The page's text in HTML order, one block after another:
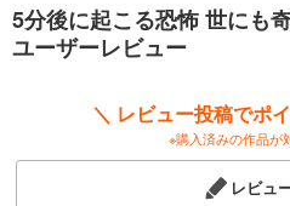
◎百壁小学校 校長先生
◎百壁小学校 マリーさん
◎旧百壁小学校 赤い黒板
5分後に起こる恐怖 世にも
ユーザーレビュー
＼ レビュー投稿でポ
※購入済みの作品が
レビュ